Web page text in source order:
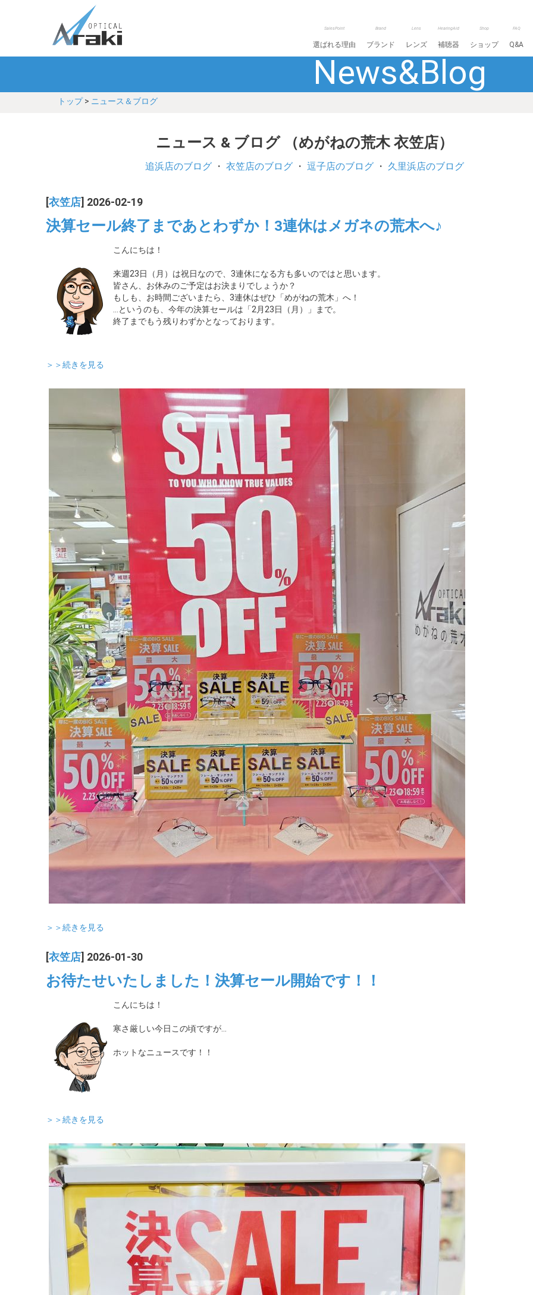
SalesPoint
選ばれる理由
Brand
ブランド
Lens
レンズ
HearingAid
補聴器
Shop
ショップ
FAQ
Q&A
News&Blog
トップ> ニュース＆ブログ
ニュース & ブログ （めがねの荒木 衣笠店）
追浜店のブログ ・ 衣笠店のブログ ・ 逗子店のブログ ・ 久里浜店のブログ
衣笠店 ] 2026-02-19
決算セール終了まであとわずか！3連休はメガネの荒木へ♪
こんにちは！
来週23日（月）は祝日なので、3連休になる方も多いのではと思います。
皆さん、お休みのご予定はお決まりでしょうか？
もしも、お時間ございまたら、3連休はぜひ「めがねの荒木」へ！
…というのも、今年の決算セールは「2月23日（月）」まで。
終了までもう残りわずかとなっております。
＞＞続きを見る
＞＞続きを見る
衣笠店 ] 2026-01-30
お待たせいたしました！決算セール開始です！！
こんにちは！
寒さ厳しい今日この頃ですが...
ホットなニュースです！！
＞＞続きを見る